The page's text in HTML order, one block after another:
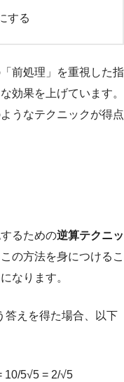
する
前処理」を重視した指
効果を上げています。
うなテクニックが得点
るための逆算テクニッ
の方法を身につけるこ
なります。
答えを得た場合、以下
10/5√5 = 2/√5